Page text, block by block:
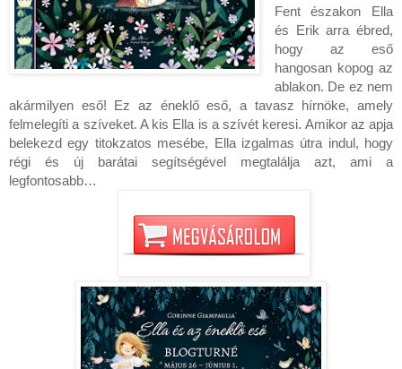
Fent északon Ella
és Erik arra ébred,
hogy az eső
hangosan kopog az
ablakon. De ez nem
akármilyen eső! Ez az éneklő eső, a tavasz hírnöke, amely
felmelegíti a szíveket. A kis Ella is a szívét keresi. Amikor az apja
belekezd egy titokzatos mesébe, Ella izgalmas útra indul, hogy
régi és új barátai segítségével megtalálja azt, ami a
legfontosabb…